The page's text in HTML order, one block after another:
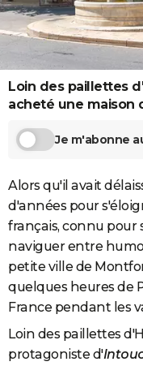
Destinations
City break
Voyage nature
Voyage de noces
Forum
Climat
+PHOTO
GUIDES D'ACHAT
BONS PLANS
Carte de Noël
Carte Bonne année
Carte Saint-Valentin
Carte Pâques
Carte d'anniversaire
DICTIONNAIRE
Dictionnaire
Biographies
Citations
Expressions
Proverbes
PROGRAMME TV
COPAINS D'AVANT
S'inscrire
Se connecter
Lycées
Collèges
Primaires
Universités
Entreprises
Service militaire
Avis de recherche
AVIS DE DÉCÈS
FORUM
Bricolage
Lifestyle
Culture
Sport
Auto
Television
Voyage
Cinema
Loin des paillettes
acheté une maison
Je m'abonne
Alors qu'il avait
d'années pour
français, connu pour
naviguer entre
petite ville de
quelques heures de
France pendant les
Loin des paillettes
protagoniste d'